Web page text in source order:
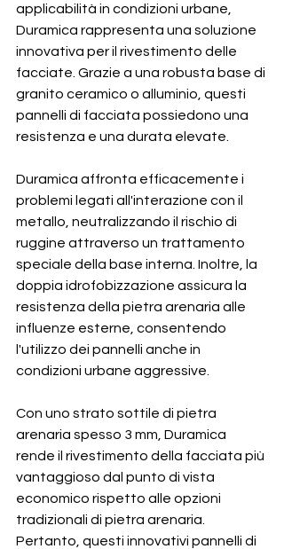
applicabilità in condizioni urbane,
Duramica rappresenta una soluzione
innovativa per il rivestimento delle
facciate. Grazie a una robusta base di
granito ceramico o alluminio, questi
pannelli di facciata possiedono una
resistenza e una durata elevate.
Duramica affronta efficacemente i
problemi legati all'interazione con il
metallo, neutralizzando il rischio di
ruggine attraverso un trattamento
speciale della base interna. Inoltre, la
doppia idrofobizzazione assicura la
resistenza della pietra arenaria alle
influenze esterne, consentendo
l'utilizzo dei pannelli anche in
condizioni urbane aggressive.
Con uno strato sottile di pietra
arenaria spesso 3 mm, Duramica
rende il rivestimento della facciata più
vantaggioso dal punto di vista
economico rispetto alle opzioni
tradizionali di pietra arenaria.
Pertanto, questi innovativi pannelli di